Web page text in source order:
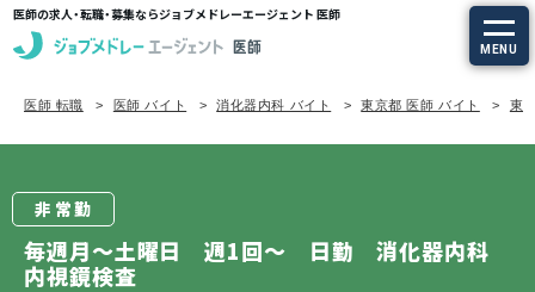
医師の求人・転職・募集ならジョブメドレーエージェント 医師
MENU
求人を探す
定期非常勤の求人
医師 転職 医師 バイト 消化器内科 バイト 東京都 医師 バイト 東
非常勤
毎週月～土曜日 週1回～ 日勤 消化器内科
内視鏡検査